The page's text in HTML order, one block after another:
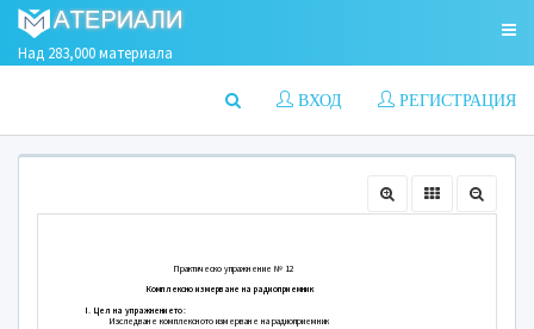
Над 283,000 материала
РЕГИСТРАЦИЯ
ВХОД